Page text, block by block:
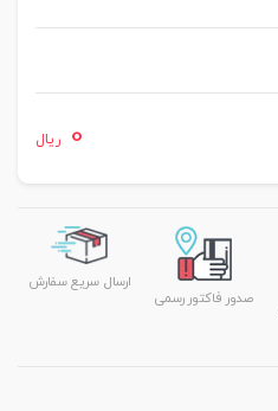
0 ریال
صدور فاکتور رسمی
ارسال سریع سفارش